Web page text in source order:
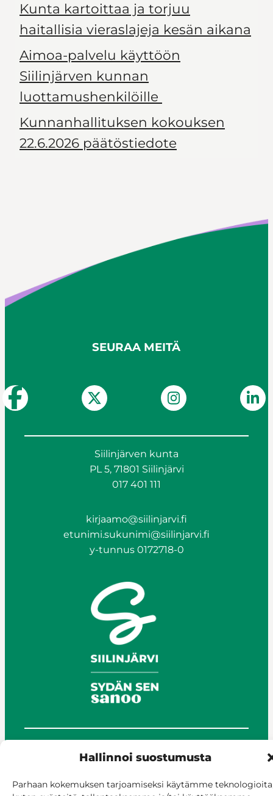
Hallinnoi suostumusta
Parhaan kokemuksen tarjoamiseksi käytämme
Kunta kartoittaa ja torjuu
haitallisia vieraslajeja kesän aikana
Aimoa-palvelu käyttöön
Siilinjärven kunnan
luottamushenkilöille
Kunnanhallituksen kokouksen
22.6.2026 päätöstiedote
SEURAA MEITÄ
Siilinjärven kunta
PL 5, 71801 Siilinjärvi
017 401 111
kirjaamo@siilinjarvi.fi
etunimi.sukunimi@siilinjarvi.fi
y-tunnus 0172718-0
© Siilinjärvi 2025
Asioi verkossa